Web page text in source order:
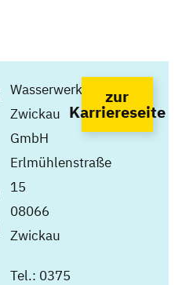
Wasserwerke
Zwickau
GmbH
Erlmühlenstraße
15
08066
Zwickau
Tel.: 0375
zur
Karriereseite